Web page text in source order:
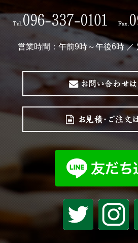
営業時間：午前9時～午後6時 ／